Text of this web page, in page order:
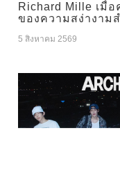
Richard Mille เมื่
ของความสง่างาม
5 สิงหาคม 2569